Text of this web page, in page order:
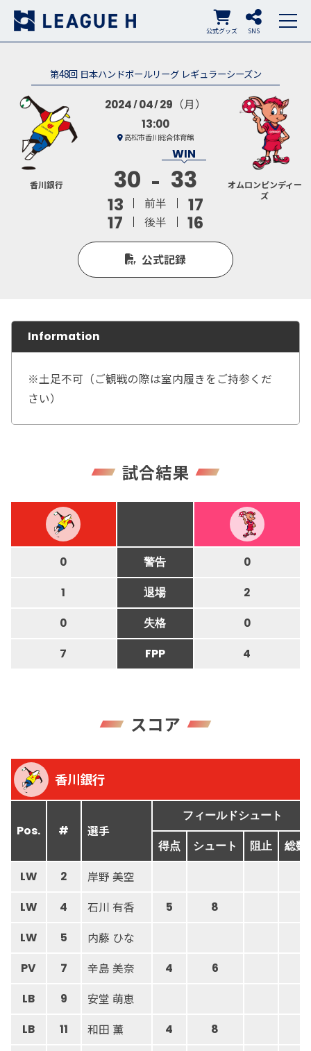
SNS
公式グッズ
第48回 日本ハンドボールリーグ レギュラーシーズン
香川銀行
2024 04 29 （月）
13:00
高松市香川総合体育館
30 33
13 前半
17
17
後半 16
オムロンピンディー
ズ
公式記録
Information
※土足不可（ご観戦の際は室内履きをご持参くだ
さい）
試合結果
0 警告 0
1 退場 2
0 失格 0
7 FPP 4
スコア
香川銀行
Pos. # 選手
フィールドシュート
得点 シュート 阻止 総数
LW 2 岸野 美空
LW 4 石川 有香 5 8
LW 5 内藤 ひな
PV 7 辛島 美奈 4 6
LB 9 安堂 萌恵
LB 11 和田 薫 4 8